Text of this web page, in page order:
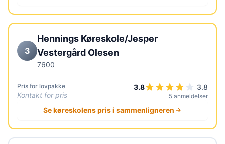
3
Hennings Køreskole/Jesper
Vestergård Olesen
7600
Pris for lovpakke
Kontakt for pris
3.8 3.8
5 anmeldelser
Se køreskolens pris i sammenligneren